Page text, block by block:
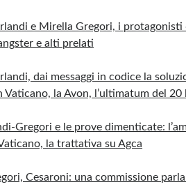
e Mirella Gregori, i
e alti prelati
dai messaggi in codice la
Vaticano, la Avon, l’ultimatum del 20
Gregori e le prove dimenticate:
la trattativa su Agca
Cesaroni: una commissione